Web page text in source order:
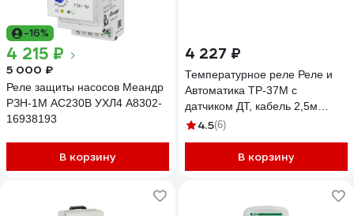
-16%
4 215 ₽
5 000 ₽
Реле защиты насосов Меандр
РЗН-1М AC230В УХЛ4 A8302-
16938193
В корзину
4 227 ₽
Температурное реле Реле и
Автоматика ТР-37М с
датчиком ДТ, кабель 2,5м
A8223-79683245
4.5(6)
В корзину